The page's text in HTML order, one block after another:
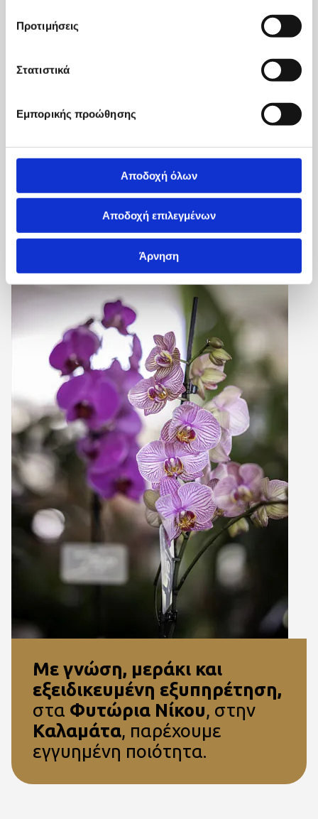
Προτιμήσεις
Στατιστικά
Εμπορικής προώθησης
Αποδοχή όλων
Αποδοχή επιλεγμένων
Άρνηση
Με γνώση, μεράκι και
εξειδικευμένη εξυπηρέτηση,
στα Φυτώρια Νίκου, στην
Καλαμάτα, παρέχουμε
εγγυημένη ποιότητα.